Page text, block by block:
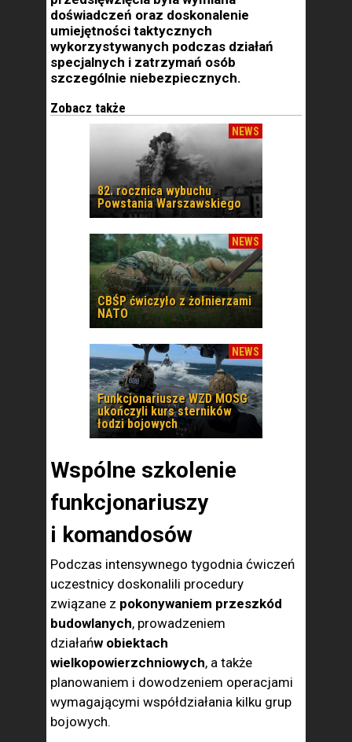
doświadczeń oraz doskonalenie
umiejętności taktycznych
wykorzystywanych podczas działań
specjalnych i zatrzymań osób
szczególnie niebezpiecznych.
Zobacz także
NEWS
82. rocznica wybuchu
Powstania Warszawskiego
NEWS
CBŚP ćwiczyło z żołnierzami
NATO
NEWS
Funkcjonariusze WZD MOSG
ukończyli kurs sterników
łodzi bojowych
Wspólne szkolenie
funkcjonariuszy
i komandosów
Podczas intensywnego tygodnia ćwiczeń
uczestnicy doskonalili procedury
związane z pokonywaniem przeszkód
budowlanych, prowadzeniem
działańw obiektach
wielkopowierzchniowych, a także
planowaniem i dowodzeniem operacjami
wymagającymi współdziałania kilku grup
bojowych.